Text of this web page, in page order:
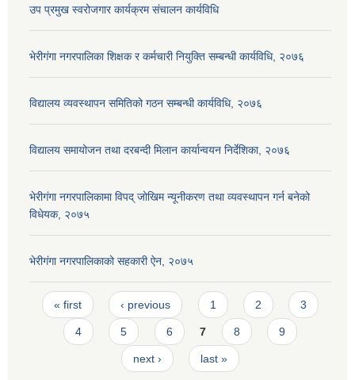
उप प्रमुख स्वरोजगार कार्यक्रम संचालन कार्यविधि
भेरीगंगा नगरपालिका शिक्षक र कर्मचारी नियुक्ति सम्बन्धी कार्यविधि, २०७६
विद्यालय व्यवस्थापन समितिको गठन सम्बन्धी कार्यविधि, २०७६
विद्यालय समायोजन तथा दरबन्दी मिलान कार्यान्वयन निर्देशिका, २०७६
भेरीगंगा नगरपालिकामा विपद् जोखिम न्यूनीकरण तथा व्यवस्थापन गर्न बनेको
विधेयक, २०७५
भेरीगंगा नगरपालिकाको सहकारी ऐन, २०७५
Pages
« first ‹ previous 1 2 3
4 5 6 7 8 9
next › last »